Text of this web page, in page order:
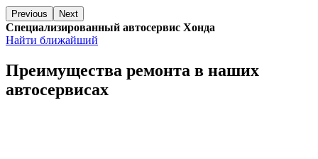
Previous Next
Специализированный автосервис Хонда
Найти ближайший
Преимущества ремонта в наших
автосервисах